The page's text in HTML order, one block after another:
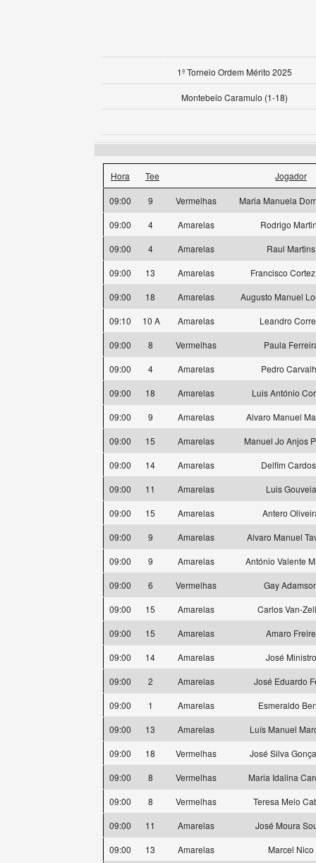
1º Torneio Ordem Mérito 2025
Montebelo Caramulo (1-18)
Hora Tee Jogador
09:00 9 Vermelhas
Maria Manuela
09:00
4 Amarelas
Rodrigo
09:00
4 Amarelas
Raul Martins
09:00
13 Amarelas
Francisco
09:00
18 Amarelas
Augusto Manuel
09:10
10 A Amarelas
Leandro
09:00
8 Vermelhas
Paula
09:00
4 Amarelas
Pedro
09:00
18 Amarelas
Luis António
09:00
9 Amarelas
Alvaro Manuel
09:00
15 Amarelas
Manuel Jo Anjos
09:00
14 Amarelas
Delfim
09:00
11 Amarelas
Luis Gouveia
09:00
15 Amarelas
Antero
09:00
9 Amarelas
Alvaro Manuel
09:00
9 Amarelas
António Valente
09:00
6 Vermelhas
Gay
09:00
15 Amarelas
Carlos Van-
09:00
15 Amarelas
Amaro Freire
09:00
14 Amarelas
José Ministro
09:00
2 Amarelas
José Eduardo
09:00
1 Amarelas
Esmeraldo
09:00
13 Amarelas
Luís Manuel
09:00
18 Vermelhas
José Silva
09:00
8 Vermelhas
Maria Idalina
09:00
8 Vermelhas
Teresa Melo
09:00
11 Amarelas
José Moura
09:00
13 Amarelas
Marcel Nico